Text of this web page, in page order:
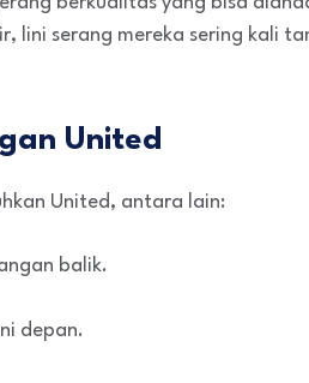
lini serang mereka sering kali
United
United, antara lain:
balik.
depan.